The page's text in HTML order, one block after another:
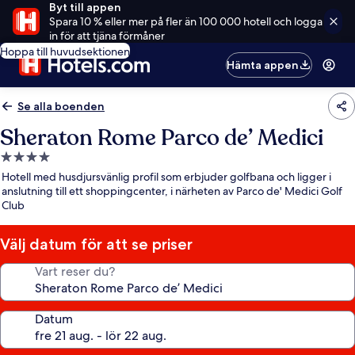
Byt till appen
Spara 10 % eller mer på fler än 100 000 hotell och logga
in för att tjäna förmåner
Hoppa till huvudsektionen
Hämta appen
Se alla boenden
Sheraton Rome Parco de’ Medici
4.0-
stjärnigt
boende
Hotell med husdjursvänlig profil som erbjuder golfbana och ligger i
anslutning till ett shoppingcenter, i närheten av Parco de' Medici Golf
Club
Välj datum för att se priser
Vart reser du?
Datum